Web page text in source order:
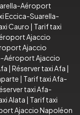
Aéroport
Eccica-Suarella-
Cauro | Tarif taxi
Ajaccio
Ajaccio
Aéroport Ajaccio
| Réserver taxi Afa |
| Tarif taxi Afa-
taxi Afa-
Alata | Tarif taxi
Ajaccio Napoléon